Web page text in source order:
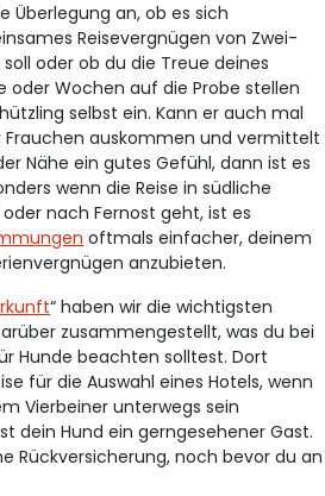
Überlegung an, ob es sich
Reisevergnügen von Zwei-
oder ob du die Treue deines
oder Wochen auf die Probe stellen
selbst ein. Kann er auch mal
Frauchen auskommen und vermittelt
Nähe ein gutes Gefühl, dann ist es
wenn die Reise in südliche
nach Fernost geht, ist es
oftmals einfacher, deinem
anzubieten.
“ haben wir die wichtigsten
zusammengestellt, was du bei
Hunde beachten solltest. Dort
für die Auswahl eines Hotels, wenn
Vierbeiner unterwegs sein
dein Hund ein gerngesehener Gast.
Rückversicherung, noch bevor du an